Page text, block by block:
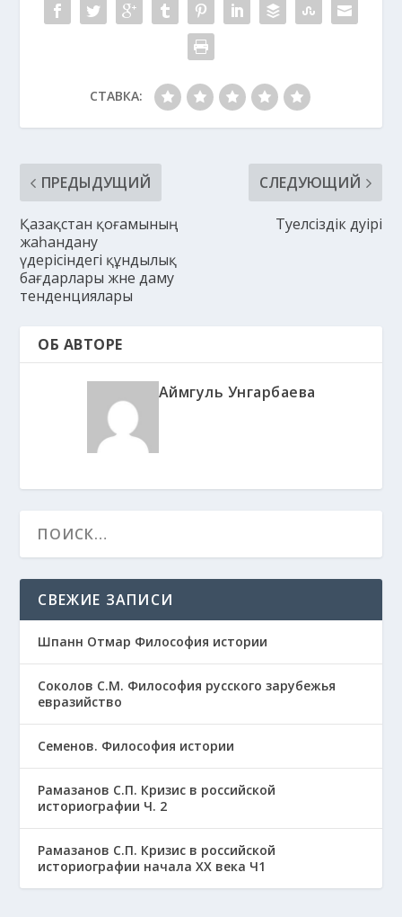
СТАВКА:
ПРЕДЫДУЩИЙ
Қазақстан қоғамының
жаһандану
үдерісіндегі құндылық
бағдарлары және даму
тенденциялары
СЛЕДУЮЩИЙ
Тәуелсіздік дәуірі
ОБ АВТОРЕ
Аймгуль Унгарбаева
СВЕЖИЕ ЗАПИСИ
Шпанн Отмар Философия истории
Соколов С.М. Философия русского зарубежья
евразийство
Семенов. Философия истории
Рамазанов С.П. Кризис в российской
историографии Ч. 2
Рамазанов С.П. Кризис в российской
историографии начала ХХ века Ч1